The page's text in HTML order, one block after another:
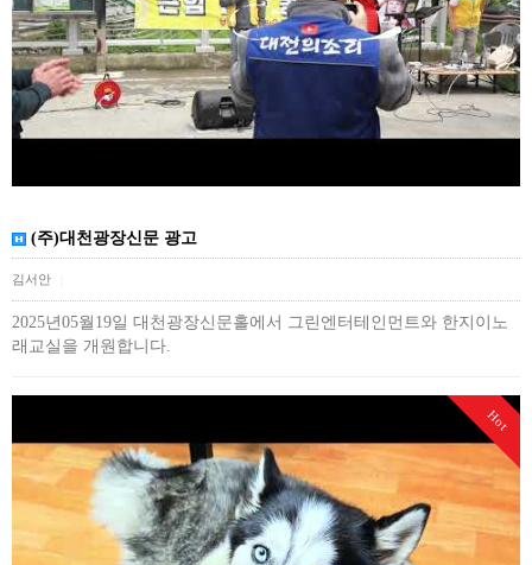
(주)대천광장신문 광고
김서안
2025년05월19일 대천광장신문홀에서 그린엔터테인먼트와 한지이노
래교실을 개원합니다.
Hot